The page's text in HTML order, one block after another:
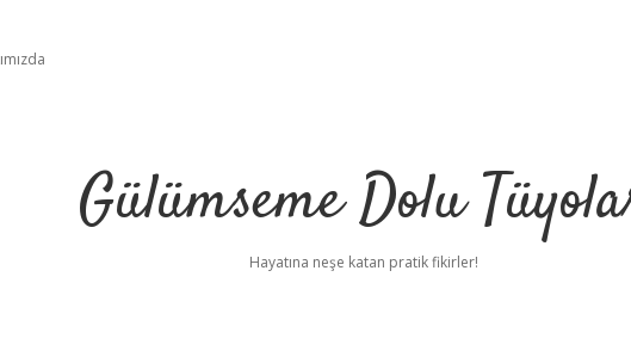
Gülümseme Dolu
Hayatına neşe katan pratik fikirler!